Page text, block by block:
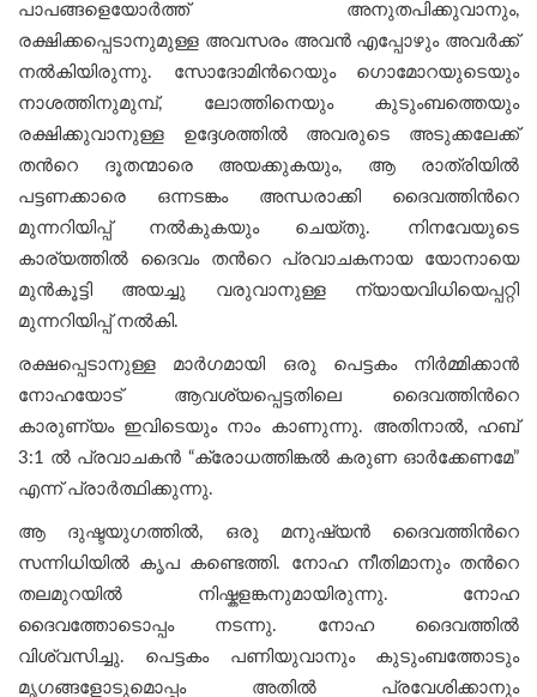
പാപങ്ങളെയോര്‍ത്ത് അനുതപിക്കുവാനും,
രക്ഷിക്കപ്പെടാനുമുള്ള അവസരം അവൻ എപ്പോഴും അവർക്ക്
നൽകിയിരുന്നു. സോദോമിന്‍റെയും ഗൊമോറയുടെയും
നാശത്തിനുമുമ്പ്, ലോത്തിനെയും കുടുംബത്തെയും
രക്ഷിക്കുവാനുള്ള ഉദ്ദേശത്തില്‍ അവരുടെ അടുക്കലേക്ക്
തന്‍റെ ദൂതന്മാരെ അയക്കുകയും, ആ രാത്രിയില്‍
പട്ടണക്കാരെ ഒന്നടങ്കം അന്ധരാക്കി ദൈവത്തിന്‍റെ
മുന്നറിയിപ്പ് നല്‍കുകയും ചെയ്തു. നിനവേയുടെ
കാര്യത്തിൽ ദൈവം തന്‍റെ പ്രവാചകനായ യോനായെ
മുന്‍കൂട്ടി അയച്ചു വരുവാനുള്ള ന്യായവിധിയെപ്പറ്റി
മുന്നറിയിപ്പ് നല്‍കി.
രക്ഷപ്പെടാനുള്ള മാർഗമായി ഒരു പെട്ടകം നിർമ്മിക്കാൻ
നോഹയോട് ആവശ്യപ്പെട്ടതിലെ ദൈവത്തിന്‍റെ
കാരുണ്യം ഇവിടെയും നാം കാണുന്നു. അതിനാൽ, ഹബ്
3:1 ൽ പ്രവാചകൻ “ക്രോധത്തിങ്കൽ കരുണ ഓർക്കേണമേ”
എന്ന് പ്രാര്‍ത്ഥിക്കുന്നു.
ആ ദുഷ്ടയുഗത്തിൽ, ഒരു മനുഷ്യൻ ദൈവത്തിന്‍റെ
സന്നിധിയിൽ കൃപ കണ്ടെത്തി. നോഹ നീതിമാനും തന്‍റെ
തലമുറയിൽ നിഷ്കളങ്കനുമായിരുന്നു. നോഹ
ദൈവത്തോടൊപ്പം നടന്നു. നോഹ ദൈവത്തിൽ
വിശ്വസിച്ചു. പെട്ടകം പണിയുവാനും കുടുംബത്തോടും
മൃഗങ്ങളോടുമൊപ്പം അതിൽ പ്രവേശിക്കാനും